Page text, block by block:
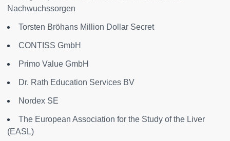
Nachwuchssorgen
Torsten Bröhans Million Dollar Secret
CONTISS GmbH
Primo Value GmbH
Dr. Rath Education Services BV
Nordex SE
The European Association for the Study of the Liver
(EASL)